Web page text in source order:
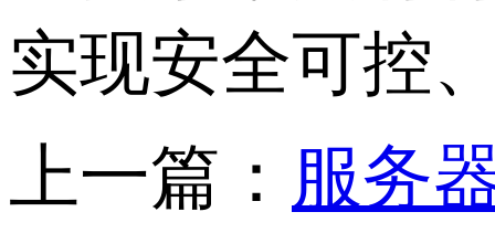
实现安全可控
上一篇： 服务